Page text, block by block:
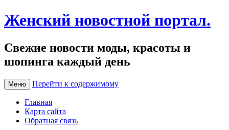
Женский новостной портал.
Свежие новости моды, красоты и
шопинга каждый день
Меню Перейти к содержимому
Главная
Карта сайта
Обратная связь